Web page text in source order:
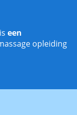
een
opleiding